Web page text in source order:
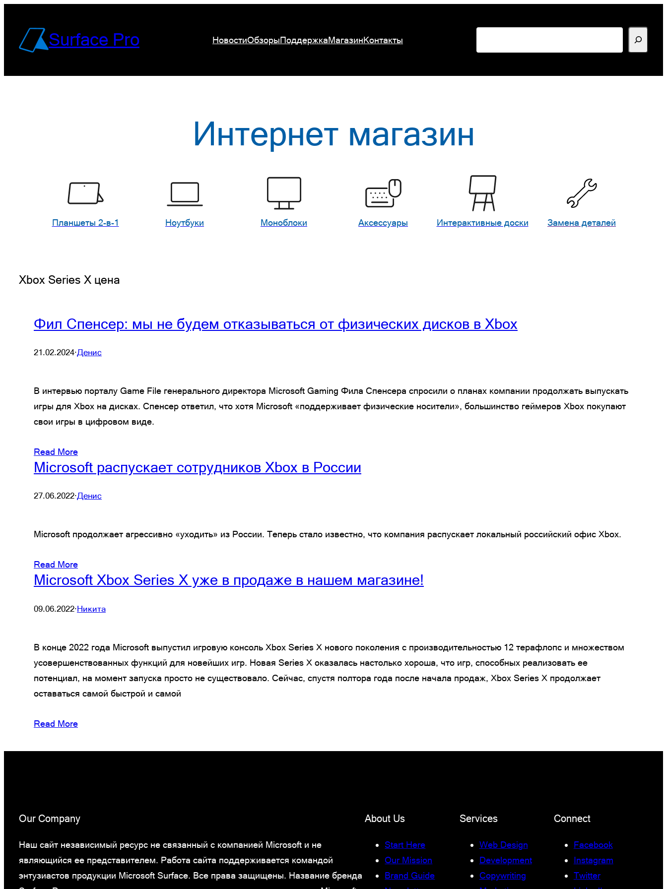
содержимомуSurface Pro НовостиОбзорыПоддержкаМагазинКонтакты
Интернет магазин
Планшеты 2-в-1 Ноутбуки Моноблоки Аксессуары Интерактивные доски Замена деталей
Xbox Series X цена
Фил Спенсер: мы не будем отказываться от физических дисков в Xbox
21.02.2024·Денис
В интервью порталу Game File генерального директора Microsoft Gaming Фила Спенсера спросили о планах компании продолжать выпускать
игры для Xbox на дисках. Спенсер ответил, что хотя Microsoft «поддерживает физические носители», большинство геймеров Xbox покупают
свои игры в цифровом виде.
Read More
Microsoft распускает сотрудников Xbox в России
27.06.2022·Денис
Microsoft продолжает агрессивно «уходить» из России. Теперь стало известно, что компания распускает локальный российский офис Xbox.
Read More
Microsoft Xbox Series X уже в продаже в нашем магазине!
09.06.2022·Никита
В конце 2022 года Microsoft выпустил игровую консоль Xbox Series X нового поколения с производительностью 12 терафлопс и множеством
усовершенствованных функций для новейших игр. Новая Series X оказалась настолько хороша, что игр, способных реализовать ее
потенциал, на момент запуска просто не существовало. Сейчас, спустя полтора года после начала продаж, Xbox Series X продолжает
оставаться самой быстрой и самой
Read More
Our Company
Наш сайт независимый ресурс не связанный с компанией Microsoft и не
являющийся ее представителем. Работа сайта поддерживается командой
энтузиастов продукции Microsoft Surface. Все права защищены. Название бренда
About Us
Start Here
Our Mission
Brand Guide
Services
Web Design
Development
Copywriting
Connect
Facebook
Instagram
Twitter